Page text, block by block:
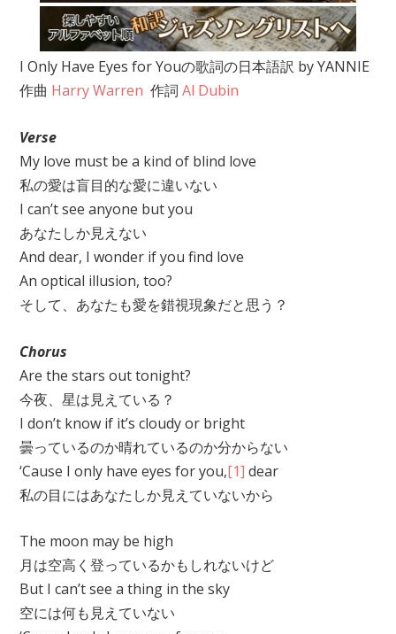
I Only Have Eyes for Youの歌詞の日本語訳 by YANNIE
作曲 Harry Warren 作詞 Al Dubin
Verse
My love must be a kind of blind love
私の愛は盲目的な愛に違いない
I can’t see anyone but you
あなたしか見えない
And dear, I wonder if you find love
An optical illusion, too?
そして、あなたも愛を錯視現象だと思う？
Chorus
Are the stars out tonight?
今夜、星は見えている？
I don’t know if it’s cloudy or bright
曇っているのか晴れているのか分からない
‘Cause I only have eyes for you,[1] dear
私の目にはあなたしか見えていないから
The moon may be high
月は空高く登っているかもしれないけど
But I can’t see a thing in the sky
空には何も見えていない